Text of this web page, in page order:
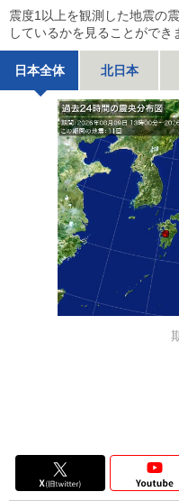
震度1以上を観測した地震の
しているかを見ることができ
日本全体 北日本